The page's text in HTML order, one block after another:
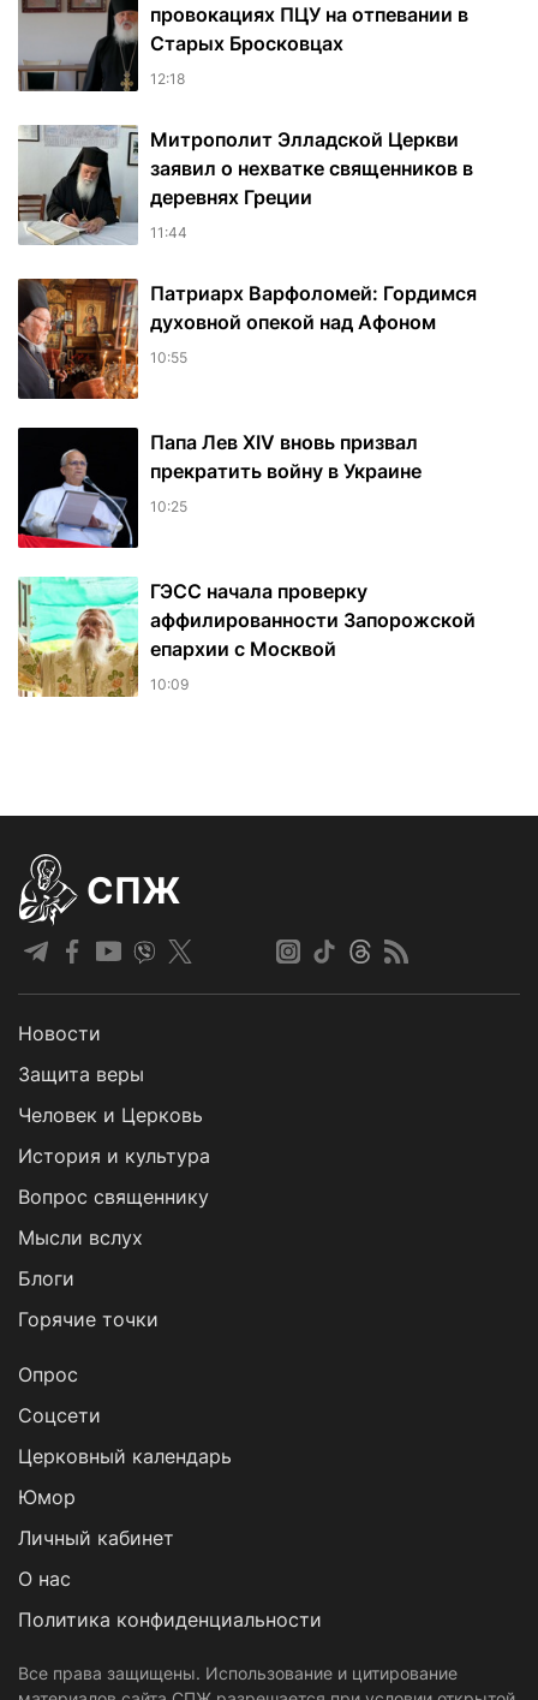
провокациях ПЦУ на отпевании в
Старых Бросковцах
12:18
Митрополит Элладской Церкви
заявил о нехватке священников в
деревнях Греции
11:44
Патриарх Варфоломей: Гордимся
духовной опекой над Афоном
10:55
Папа Лев XIV вновь призвал
прекратить войну в Украине
10:25
ГЭСС начала проверку
аффилированности Запорожской
епархии с Москвой
10:09
СПЖ
Новости
Защита веры
Человек и Церковь
История и культура
Вопрос священнику
Мысли вслух
Блоги
Горячие точки
Опрос
Cоцсети
Церковный календарь
Юмор
Личный кабинет
О нас
Политика конфиденциальности
Все права защищены. Использование и цитирование